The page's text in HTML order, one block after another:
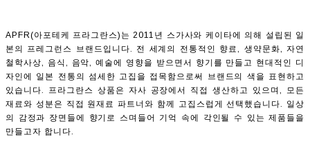
APFR(아포테케 프라그란스)는 2011년 스가사와 케이타에 의해 설립된 일
본의 프레그런스 브랜드입니다. 전 세계의 전통적인 향료, 생약문화, 자연
철학사상, 음식, 음악, 예술에 영향을 받으면서 향기를 만들고 현대적인 디
자인에 일본 전통의 섬세한 고집을 접목함으로써 브랜드의 색을 표현하고
있습니다. 프라그란스 상품은 자사 공장에서 직접 생산하고 있으며, 모든
재료와 성분은 직접 원재료 파트너와 함께 고집스럽게 선택했습니다. 일상
의 감정과 장면들에 향기로 스며들어 기억 속에 각인될 수 있는 제품들을
만들고자 합니다.